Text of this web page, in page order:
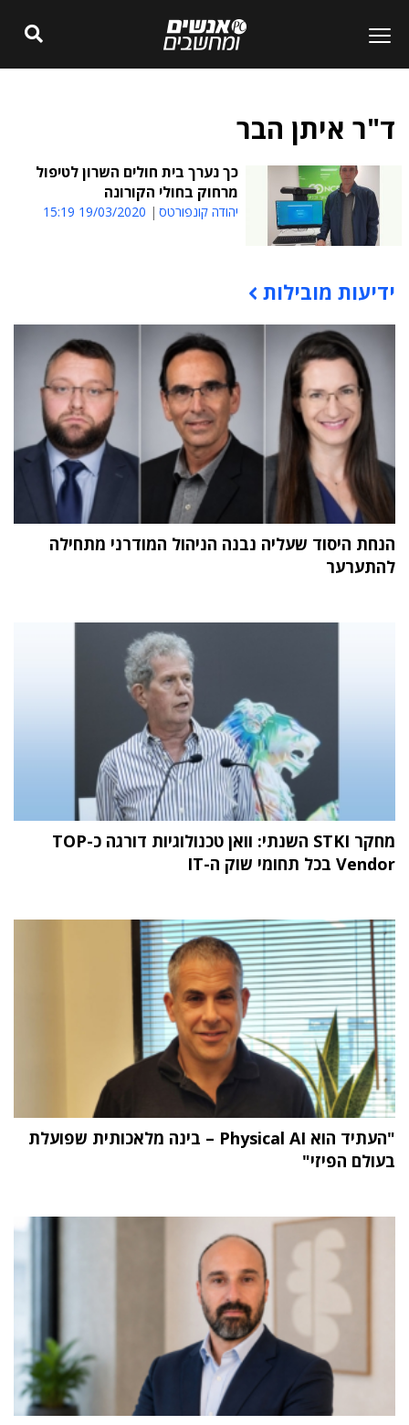
ד"ר איתן הבר
כך נערך בית חולים השרון לטיפול
מרחוק בחולי הקורונה
יהודה קונפורטס 19/03/2020 15:19
תוכן פרסומי
ידיעות מובילות
הנחת היסוד שעליה נבנה הניהול המודרני מתחילה
להתערער
מחקר STKI השנתי: וואן טכנולוגיות דורגה כ-TOP
Vendor בכל תחומי שוק ה-IT
"העתיד הוא Physical AI – בינה מלאכותית שפועלת
בעולם הפיזי"